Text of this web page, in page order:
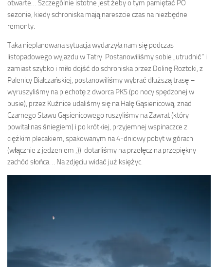
otwarte… Szczególnie istotne jest żeby o tym pamiętać PO
sezonie, kiedy schroniska mają nareszcie czas na niezbędne
remonty.
Taka nieplanowana sytuacja wydarzyła nam się podczas
listopadowego wyjazdu w Tatry. Postanowiliśmy sobie „utrudnić” i
zamiast szybko i miło dojść do schroniska przez Dolinę Roztoki, z
Palenicy Białczańskiej, postanowiliśmy wybrać dłuższą trasę –
wyruszyliśmy na piechotę z dworca PKS (po nocy spędzonej w
busie), przez Kuźnice udaliśmy się na Halę Gąsienicową, znad
Czarnego Stawu Gąsienicowego ruszyliśmy na Zawrat (który
powitał nas śniegiem) i po krótkiej, przyjemnej wspinaczce z
ciężkim plecakiem, spakowanym na 4-dniowy pobyt w górach
(włącznie z jedzeniem ;)) dotarliśmy na przełęcz na przepiękny
zachód słońca. .. Na zdjęciu widać już księżyc.